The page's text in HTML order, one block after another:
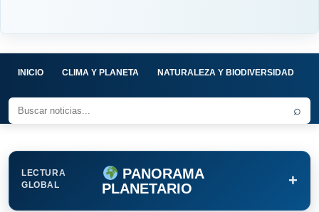
INICIO CLIMA Y PLANETA NATURALEZA Y BIODIVERSIDAD
⌕
LECTURA
GLOBAL
PANORAMA
PLANETARIO
+